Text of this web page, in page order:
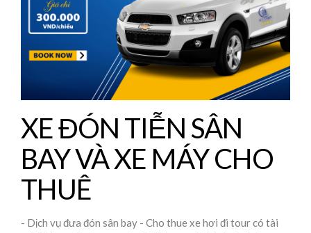
XE ĐÓN TIỄN SÂN
BAY VÀ XE MÁY CHO
THUÊ
- Dịch vụ đưa đón sân bay - Cho thue xe hơi đi tour có tài